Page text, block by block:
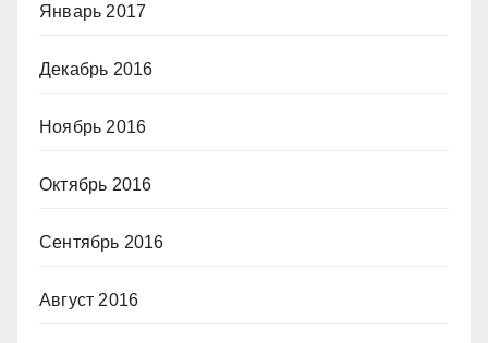
Январь 2017
Декабрь 2016
Ноябрь 2016
Октябрь 2016
Сентябрь 2016
Август 2016